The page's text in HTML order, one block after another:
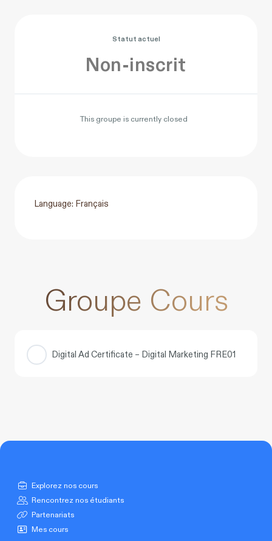
Statut actuel
Non-inscrit
This groupe is currently closed
Language: Français
Groupe Cours
Digital Ad Certificate – Digital Marketing FRE01
Explorez nos cours
Rencontrez nos étudiants
Partenariats
Mes cours